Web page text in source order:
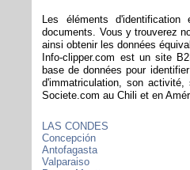
Les éléments
documents. Vous y trouverez
ainsi obtenir les données
Info-clipper.com est un site
base de données pour
d'immatriculation, son
Societe.com au Chili et en
LAS CONDES
Concepción
Antofagasta
Valparaiso